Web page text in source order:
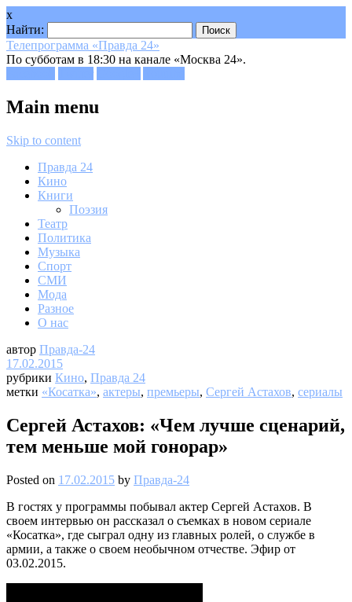
x
Найти:
Телепрограмма «Правда 24»
По субботам в 18:30 на канале «Москва 24».
Main menu
Skip to content
Правда 24
Кино
Книги
Поэзия
Театр
Политика
Музыка
Спорт
СМИ
Мода
Разное
О нас
автор Правда-24
17.02.2015
рубрики Кино, Правда 24
метки «Косатка», актеры, премьеры, Сергей Астахов, сериалы
Сергей Астахов: «Чем лучше сценарий,
тем меньше мой гонорар»
Posted on 17.02.2015 by Правда-24
В гостях у программы побывал актер Сергей Астахов. В
своем интервью он рассказал о съемках в новом сериале
«Косатка», где сыграл одну из главных ролей, о службе в
армии, а также о своем необычном отчестве. Эфир от
03.02.2015.